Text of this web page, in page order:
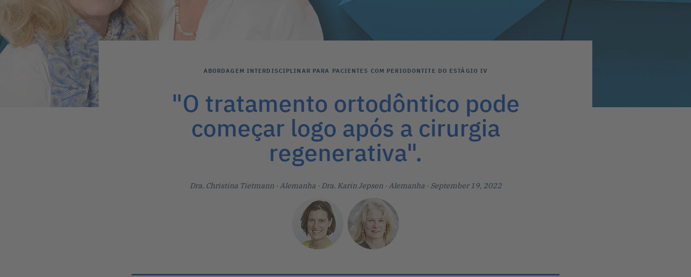
ABORDAGEM INTERDISCIPLINAR PARA PACIENTES COM PERIODONTITE DO ESTÁGIO IV
"O tratamento ortodôntico pode
começar logo após a cirurgia
regenerativa".
Dra. Christina Tietmann · Alemanha· Dra. Karin Jepsen · Alemanha· September 19, 2022